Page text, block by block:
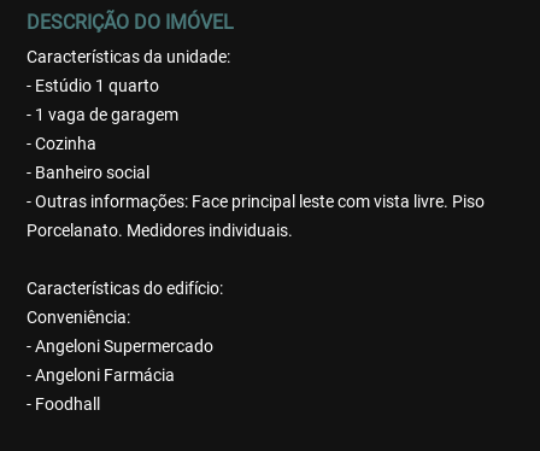
DESCRIÇÃO DO IMÓVEL
Características da unidade:
- Estúdio 1 quarto
- 1 vaga de garagem
- Cozinha
- Banheiro social
- Outras informações: Face principal leste com vista livre. Piso
Porcelanato. Medidores individuais.
Características do edifício:
Conveniência:
- Angeloni Supermercado
- Angeloni Farmácia
- Foodhall